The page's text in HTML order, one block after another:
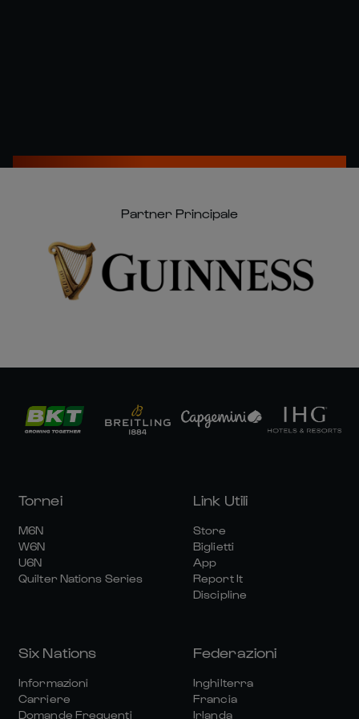
Partner Principale
Tornei
M6N
W6N
U6N
Quilter Nations Series
Link Utili
Store
Biglietti
App
Report It
Discipline
Six Nations
Informazioni
Carriere
Domande Frequenti
Federazioni
Inghilterra
Francia
Irlanda